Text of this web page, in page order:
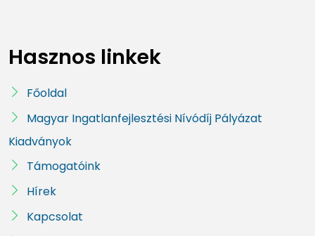
Hasznos linkek
Főoldal
Magyar Ingatlanfejlesztési Nívódíj Pályázat
Kiadványok
Támogatóink
Hírek
Kapcsolat